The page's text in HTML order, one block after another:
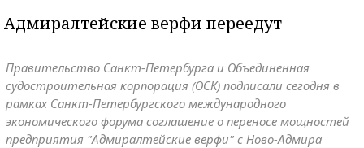
Адмиралтейские верфи переедут
Правительство Санкт-Петербурга и Объединенная
судостроительная корпорация (ОСК) подписали сегодня в
рамках Санкт-Петербургского международного
экономического форума соглашение о переносе мощностей
предприятия "Адмиралтейские верфи" с Ново-Адмира